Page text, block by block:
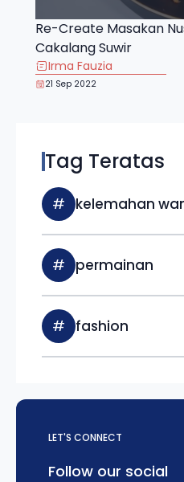
Re-Create Masakan
Cakalang Suwir
Irma Fauzia
21 Sep 2022
Tag Teratas
# kelemahan
# permainan
# fashion
LET'S CONNECT
Follow our social